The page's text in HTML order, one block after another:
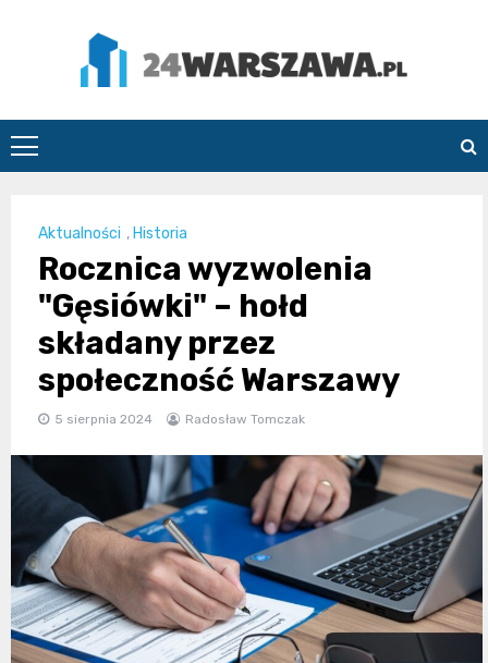
24Warszawa.pl
Aktualności , Historia
Rocznica wyzwolenia
"Gęsiówki" – hołd
składany przez
społeczność Warszawy
5 sierpnia 2024 Radosław Tomczak